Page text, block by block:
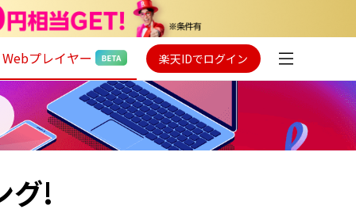
Webプレイヤー 楽天IDでログイン
グ!